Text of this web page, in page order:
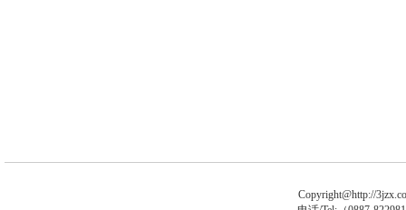
Copyright@http://